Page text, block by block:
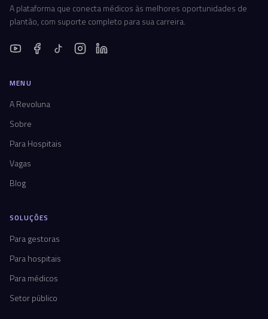
A plataforma que conecta médicos às melhores oportunidades de
plantão, com suporte completo para sua carreira.
MENU
A Revoluna
Sobre
Para Hospitais
Vagas
Blog
SOLUÇÕES
Para gestoras
Para hospitais
Para médicos
Setor público